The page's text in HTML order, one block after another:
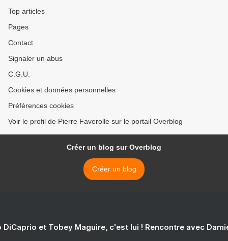
Top articles
Pages
Contact
Signaler un abus
C.G.U.
Cookies et données personnelles
Préférences cookies
Voir le profil de Pierre Faverolle sur le portail Overblog
Créer un blog sur Overblog
Créer un blog
DiCaprio et Tobey Maguire, c'est lui ! Rencontre avec